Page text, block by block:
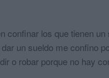
confinar los que tienen
un sueldo me confino
o robar porque no hay